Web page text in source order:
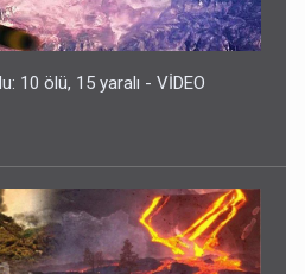
10 ölü, 15 yaralı - VİDEO